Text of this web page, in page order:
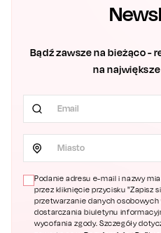
Bądź zawsze na bieżąco -
na
Miasto
Podanie adresu e-mail i nazwy
przez kliknięcie przycisku "Zapisz
przetwarzanie danych
dostarczania biuletynu
wycofania zgody. Szczegóły